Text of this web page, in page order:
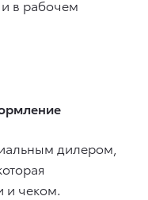
в рабочем
дилером,
и чеком.